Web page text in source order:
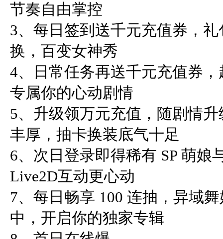
节奏自由掌控
3、每日签到送千元充值券，
换，百变女神秀
4、日常任务再送千元充值券
专属你的心动剧情
5、升级领万元充值，随剧情
丰厚，抽卡换装底气十足
6、次日登录即得稀有 SP 萌娘
Live2D互动更心动
7、每日畅享 100 连抽，异域
中，开启你的独家专辑